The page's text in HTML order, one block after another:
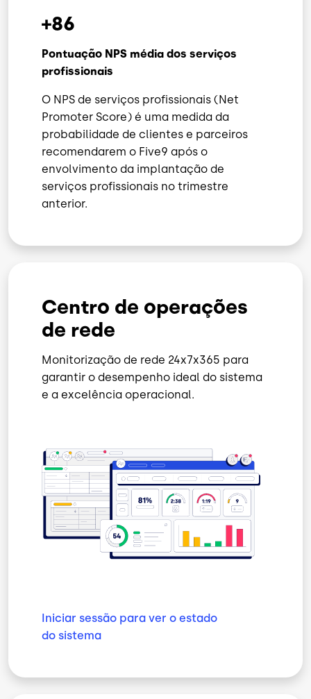
+86
Pontuação NPS média dos serviços
profissionais
O NPS de serviços profissionais (Net
Promoter Score) é uma medida da
probabilidade de clientes e parceiros
recomendarem o Five9 após o
envolvimento da implantação de
serviços profissionais no trimestre
anterior.
Centro de operações
de rede
Monitorização de rede 24x7x365 para
garantir o desempenho ideal do sistema
e a excelência operacional.
Iniciar sessão para ver o estado
do sistema